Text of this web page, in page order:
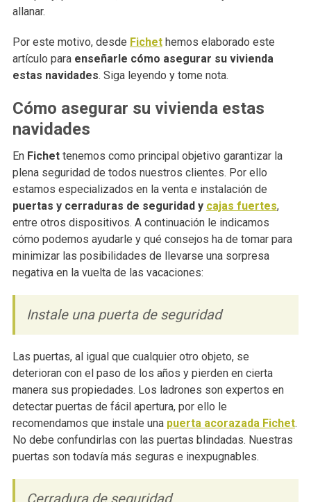
allanar.
Por este motivo, desde Fichethemos elaborado este
artículo para enseñarle cómo asegurar su vivienda
estas navidades. Siga leyendo y tome nota.
Cómo asegurar su vivienda estas
navidades
En Fichettenemos como principal objetivo garantizar la
plena seguridad de todos nuestros clientes. Por ello
estamos especializados en la venta e instalación de
puertas y cerraduras de seguridad y cajas fuertes,
entre otros dispositivos. A continuación le indicamos
cómo podemos ayudarle y qué consejos ha de tomar para
minimizar las posibilidades de llevarse una sorpresa
negativa en la vuelta de las vacaciones:
Instale una puerta de seguridad
Las puertas, al igual que cualquier otro objeto, se
deterioran con el paso de los años y pierden en cierta
manera sus propiedades. Los ladrones son expertos en
detectar puertas de fácil apertura, por ello le
recomendamos que instale una puerta acorazada Fichet.
No debe confundirlas con las puertas blindadas. Nuestras
puertas son todavía más seguras e inexpugnables.
Cerradura de seguridad